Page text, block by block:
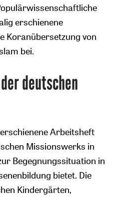
erschienene
Koranübersetzung von
bei.
deutschen
Arbeitsheft
Missionswerks in
Begegnungssituation in
bietet. Die
Kindergärten,